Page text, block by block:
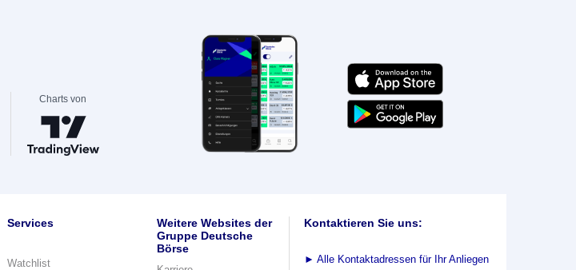
Charts von
Services
Watchlist
Weitere Websites der
Gruppe Deutsche
Börse
Kontaktieren Sie uns:
► Alle Kontaktadressen für Ihr Anliegen